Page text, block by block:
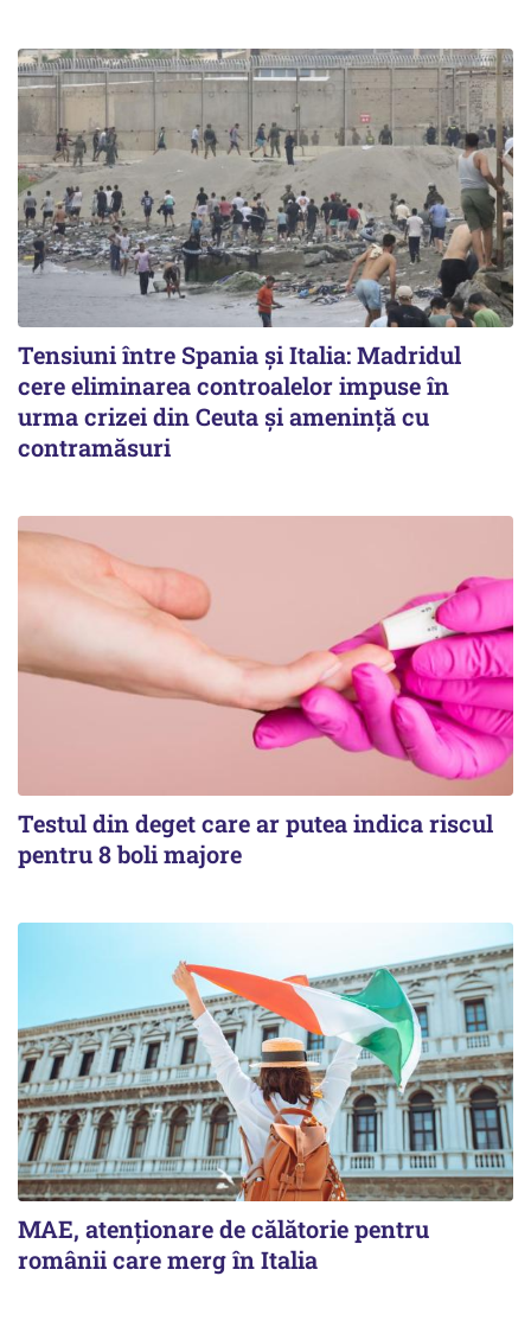
Tensiuni între Spania și Italia: Madridul
cere eliminarea controalelor impuse în
urma crizei din Ceuta și amenință cu
contramăsuri
Testul din deget care ar putea indica riscul
pentru 8 boli majore
MAE, atenționare de călătorie pentru
românii care merg în Italia